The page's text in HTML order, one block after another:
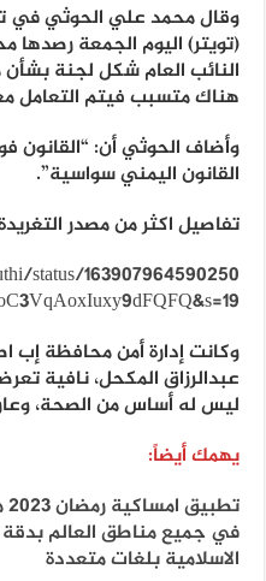
وقال محمد علي الحوثي في
(تويتر) اليوم الجمعة رصدها
النائب العام شكل لجنة
هناك متسبب فيتم التعامل
وأضاف الحوثي أن: “القانون
القانون اليمني سواسية”.
تفاصيل اكثر من مصدر
status/163907964590250
وكانت إدارة أمن محافظة إب
عبدالرزاق المكحل، نافية
ليس له أساس من الصحة،
يهمك أيضاً:
في جميع مناطق العالم بدقة
الاسلامية بلغات متعددة